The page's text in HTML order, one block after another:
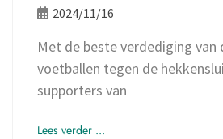
2024/11/16
Met de beste verdediging van
voetballen tegen de
supporters van
Lees verder ...